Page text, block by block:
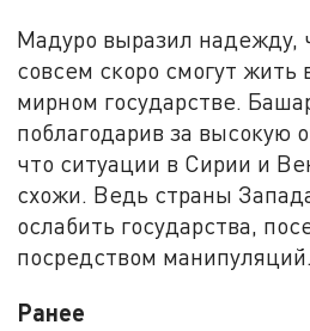
Мадуро выразил надежду,
совсем скоро смогут жить
мирном государстве.
поблагодарив за высокую
что ситуации в Сирии и
схожи. Ведь страны
ослабить государства,
посредством манипуляций.
Ранее